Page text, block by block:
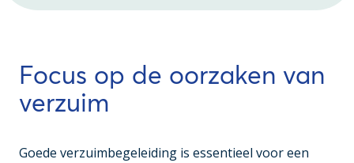
Focus op de oorzaken van
verzuim
Goede verzuimbegeleiding is essentieel voor een